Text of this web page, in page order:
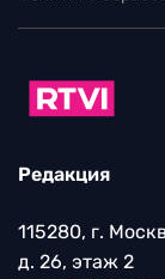
Редакция
115280, г.
д. 26, этаж 2